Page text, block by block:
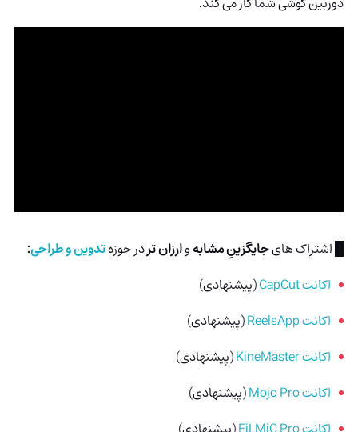
█ اشتراک هایجایگزینِ مشابهوارزان تردر حوزهتدوین و طراحی:
اکانت CapCut
(پیشنهادی)
اکانت ReelsApp
(پیشنهادی)
اکانت KineMaster
(پیشنهادی)
اکانت Mojo Pro
(پیشنهادی)